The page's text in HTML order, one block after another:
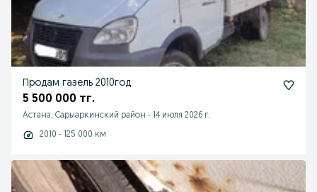
Продам газель 2010год
5 500 000 тг.
Астана, Сарыаркинский район - 14 июля 2026 г.
2010 - 125 000 км